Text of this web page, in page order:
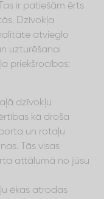
ir patiešām ērts
Dzīvokļa
atvieglo
uzturēšanai
priekšrocības:
dzīvokļu
kā droša
un rotaļu
Tās visas
attālumā no jūsu
ēkas atrodas